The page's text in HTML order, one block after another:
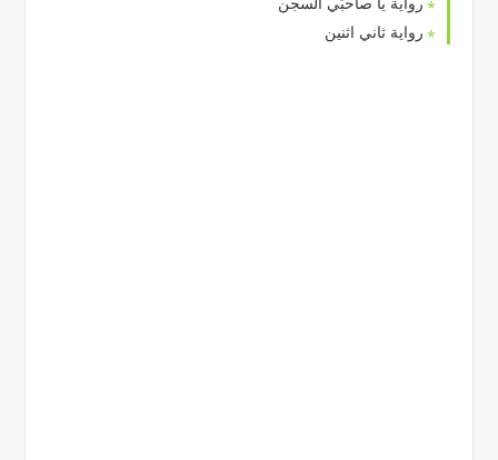
رواية ثاني اثنين